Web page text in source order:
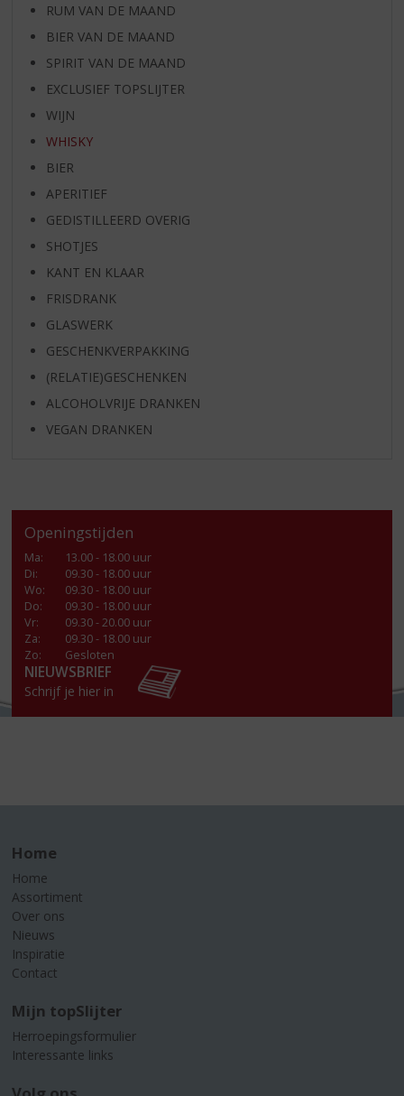
RUM VAN DE MAAND
BIER VAN DE MAAND
SPIRIT VAN DE MAAND
EXCLUSIEF TOPSLIJTER
WIJN
WHISKY
BIER
APERITIEF
GEDISTILLEERD OVERIG
SHOTJES
KANT EN KLAAR
FRISDRANK
GLASWERK
GESCHENKVERPAKKING
(RELATIE)GESCHENKEN
ALCOHOLVRIJE DRANKEN
VEGAN DRANKEN
Openingstijden
Ma:
13.00 - 18.00 uur
Di:
09.30 - 18.00 uur
Wo:
09.30 - 18.00 uur
Do:
09.30 - 18.00 uur
Vr:
09.30 - 20.00 uur
Za:
09.30 - 18.00 uur
Zo:
Gesloten
NIEUWSBRIEF
Schrijf je hier in
Home
Home
Assortiment
Over ons
Nieuws
Inspiratie
Contact
Mijn topSlijter
Herroepingsformulier
Interessante links